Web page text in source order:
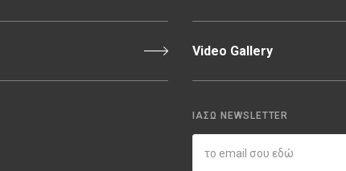
Video Gallery
ΙΑΣΩ NEWSLETTER